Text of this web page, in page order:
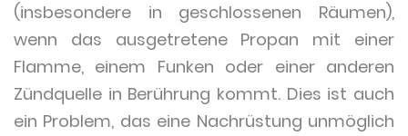
(insbesondere in geschlossenen Räumen),
wenn das ausgetretene Propan mit einer
Flamme, einem Funken oder einer anderen
Zündquelle in Berührung kommt. Dies ist auch
ein Problem, das eine Nachrüstung unmöglich